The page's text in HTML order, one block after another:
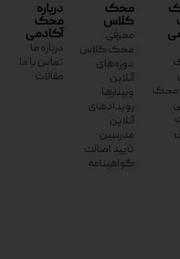
محک
محک
کلاس
معرفی
محک کلاس
دوره‌های
آنلاین
وبینارها
رویدادهای
آنلاین
مدرسین
تایید اصالت
گواهینامه
درباره
محک
آکادمی
درباره ما
تماس با ما
مقالات